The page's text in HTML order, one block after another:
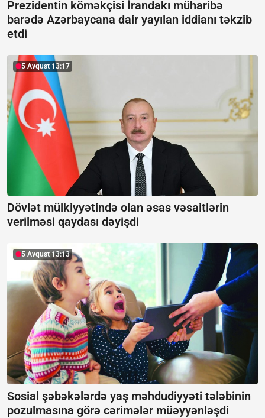
Prezidentin köməkçisi İrandakı müharibə
barədə Azərbaycana dair yayılan iddianı təkzib
etdi
5 Avqust 13:17
Dövlət mülkiyyətində olan əsas vəsaitlərin
verilməsi qaydası dəyişdi
5 Avqust 13:13
Sosial şəbəkələrdə yaş məhdudiyyəti tələbinin
pozulmasına görə cərimələr müəyyənləşdi